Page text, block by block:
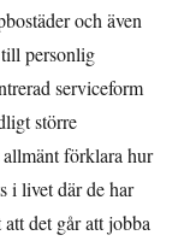
och även
till personlig
serviceform
större
förklara hur
i livet där de har
det går att jobba